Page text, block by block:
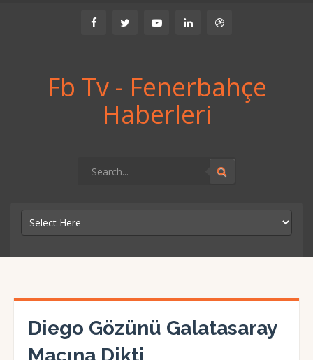
Fb Tv - Fenerbahçe
Haberleri
Diego Gözünü Galatasaray